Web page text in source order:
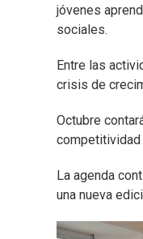
jóvenes
sociales.
Entre las
crisis de
Octubre
competitividad
La agenda
una nueva